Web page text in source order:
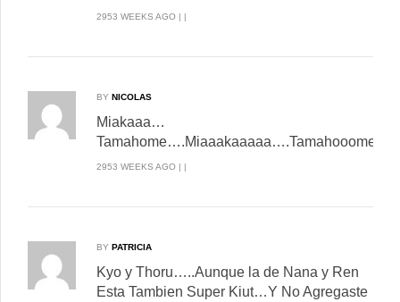
2953 WEEKS AGO | |
BY NICOLAS
Miakaaa…
2953 WEEKS AGO | |
BY PATRICIA
Kyo y Thoru…..Aunque la de Nana y Ren
Esta Tambien Super Kiut…Y No Agregaste